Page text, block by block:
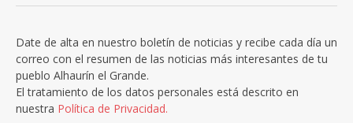
Date de alta en nuestro boletín de noticias y recibe cada día un
correo con el resumen de las noticias más interesantes de tu
pueblo Alhaurín el Grande.
El tratamiento de los datos personales está descrito en
nuestra Política de Privacidad.